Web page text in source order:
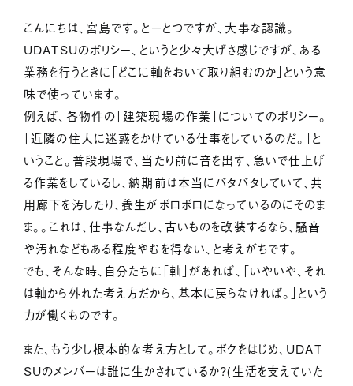
こんにちは、宮島です。とーとつですが、大事な認識。
UDATSUのポリシー、というと少々大げさ感じですが、ある
業務を行うときに「どこに軸をおいて取り組むのか」という意
味で使っています。
例えば、各物件の「建築現場の作業」についてのポリシー。
「近隣の住人に迷惑をかけている仕事をしているのだ。」と
いうこと。普段現場で、当たり前に音を出す、急いで仕上げ
る作業をしているし、納期前は本当にバタバタしていて、共
用廊下を汚したり、養生がボロボロになっているのにそのま
ま。。これは、仕事なんだし、古いものを改装するなら、騒音
や汚れなどもある程度やむを得ない、と考えがちです。
でも、そんな時、自分たちに「軸」があれば、「いやいや、それ
は軸から外れた考え方だから、基本に戻らなければ。」という
力が働くものです。
また、もう少し根本的な考え方として。ボクをはじめ、ＵＤＡＴ
ＳＵのメンバーは誰に生かされているか？（生活を支えていた
リノベする
サービス紹介
ジャーナル
お問い合わせ
会社情報 採用情報 プライバシーポリシー